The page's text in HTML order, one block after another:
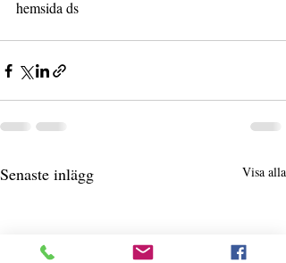
hemsida ds
Senaste inlägg Visa alla